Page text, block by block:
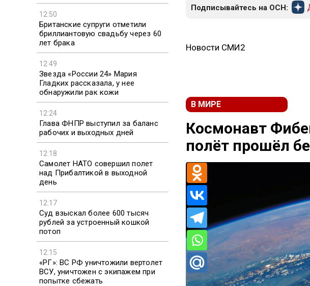
12:50
Британские супруги отметили
бриллиантовую свадьбу через 60
лет брака
12:49
Звезда «России 24» Мария
Гладких рассказала, у нее
обнаружили рак кожи
12:24
Глава ФНПР выступил за баланс
рабочих и выходных дней
12:18
Самолет НАТО совершил полет
над Прибалтикой в выходной
день
12:17
Суд взыскал более 600 тысяч
рублей за устроенный кошкой
потоп
12:15
«РГ»: ВС РФ уничтожили вертолет
ВСУ, уничтожен с экипажем при
попытке сбежать
Подписывайтесь на ОСН:
Новости СМИ2
В МИРЕ
Космонавт
полёт прошёл